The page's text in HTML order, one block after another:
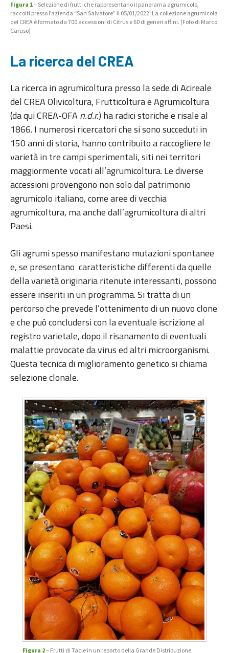
Figura 1– Selezione di frutti che rappresentano il panorama agrumicolo,
raccolti presso l’azienda “San Salvatore” il 05/01/2022. La collezione agrumicola
del CREA è formato da 700 accessioni di Citrus e 60 di generi affini. (Foto di Marco
Caruso)
La ricerca del CREA
La ricerca in agrumicoltura presso la sede di Acireale
del CREA Olivicoltura, Frutticoltura e Agrumicoltura
(da qui CREA-OFAn.d.r.) ha radici storiche e risale al
1866. I numerosi ricercatori che si sono succeduti in
150 anni di storia, hanno contribuito a raccogliere le
varietà in tre campi sperimentali, siti nei territori
maggiormente vocati all’agrumicoltura. Le diverse
accessioni provengono non solo dal patrimonio
agrumicolo italiano, come aree di vecchia
agrumicoltura, ma anche dall’agrumicoltura di altri
Paesi.
Gli agrumi spesso manifestano mutazioni spontanee
e, se presentano caratteristiche differenti da quelle
della varietà originaria ritenute interessanti, possono
essere inseriti in un programma. Si tratta di un
percorso che prevede l’ottenimento di un nuovo clone
e che può concludersi con la eventuale iscrizione al
registro varietale, dopo il risanamento di eventuali
malattie provocate da virus ed altri microorganismi.
Questa tecnica di miglioramento genetico si chiama
selezione clonale.
Figura 2– Frutti di Tacle in un reparto della Grande Distribuzione